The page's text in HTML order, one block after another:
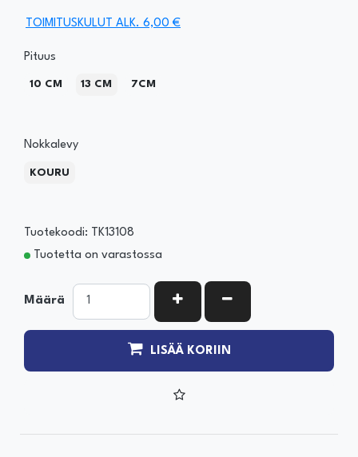
TOIMITUSKULUT ALK. 6,00 €
Pituus
10 CM 13 CM 7CM
Nokkalevy
KOURU
Tuotekoodi: TK13108
Tuotetta on varastossa
Määrä KASVATA MÄÄRÄÄ
VÄHENNÄ MÄÄRÄÄ
LISÄÄ KORIIN